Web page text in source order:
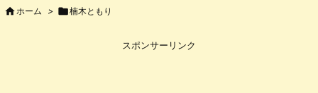
 ホーム > 楠木ともり
スポンサーリンク